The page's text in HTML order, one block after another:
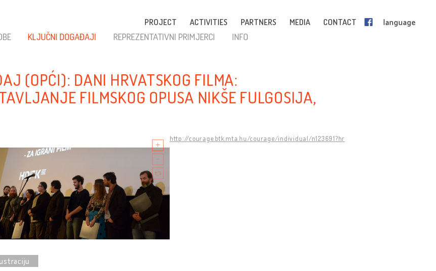
PROJECT ACTIVITIES PARTNERS MEDIA CONTACT language
KLJUČNI DOGAĐAJI REPREZENTATIVNI PRIMJERCI INFO
(OPĆI): DANI HRVATSKOG FILMA:
FILMSKOG OPUSA NIKŠE FULGOSIJA,
http://courage.btk.mta.hu/courage/individual/n123691?hr